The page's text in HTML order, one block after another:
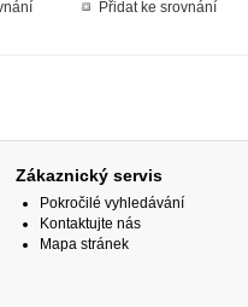
Přidat ke srovnání
Zákaznický servis
Pokročilé vyhledávání
Kontaktujte nás
Mapa stránek